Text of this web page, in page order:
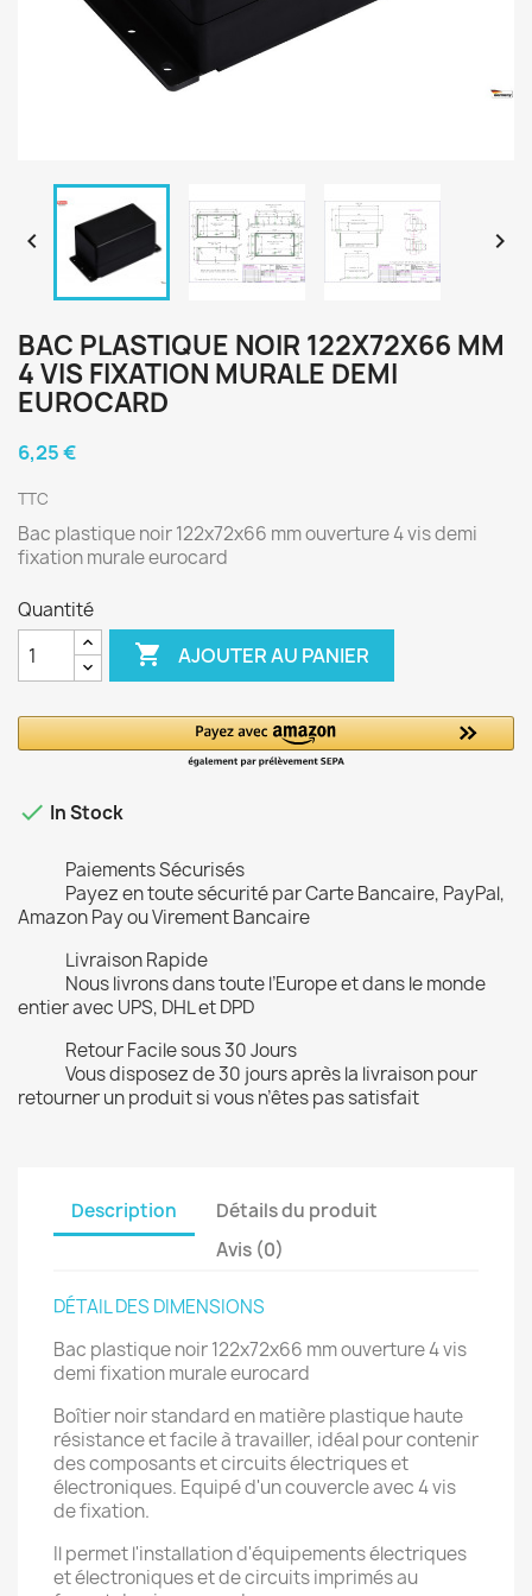
 
BAC PLASTIQUE NOIR 122X72X66 MM
4 VIS FIXATION MURALE DEMI
EUROCARD
6,25 €
TTC
Bac plastique noir 122x72x66 mm ouverture 4 vis demi
fixation murale eurocard
Quantité
 AJOUTER AU PANIER
 In Stock
Paiements Sécurisés
Payez en toute sécurité par Carte Bancaire, PayPal,
Amazon Pay ou Virement Bancaire
Livraison Rapide
Nous livrons dans toute l’Europe et dans le monde
entier avec UPS, DHL et DPD
Retour Facile sous 30 Jours
Vous disposez de 30 jours après la livraison pour
retourner un produit si vous n’êtes pas satisfait
Description
Détails du produit
Avis (0)
DÉTAIL DES DIMENSIONS
Bac plastique noir 122x72x66 mm ouverture 4 vis
demi fixation murale eurocard
Boîtier noir standard en matière plastique haute
résistance et facile à travailler, idéal pour contenir
des composants et circuits électriques et
électroniques. Equipé d'un couvercle avec 4 vis
de fixation.
Il permet l'installation d'équipements électriques
et électroniques et de circuits imprimés au